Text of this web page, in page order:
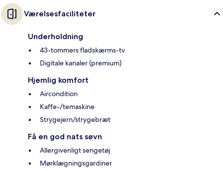
Værelsesfaciliteter
Underholdning
43-tommers fladskærms-tv
Digitale kanaler (premium)
Hjemlig komfort
Aircondition
Kaffe-/temaskine
Strygejern/strygebræt
Få en god nats søvn
Allergivenligt sengetøj
Mørklægningsgardiner